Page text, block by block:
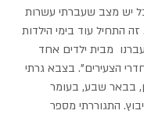
יש מצב שעברתי עשרות
התחיל עוד בימי הילדות
מבית ילדים אחד
הצעירים". בצבא גרתי
בבאר שבע, בעומר
התגוררתי מספר